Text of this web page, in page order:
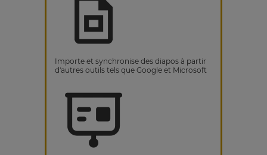
Importe et synchronise des diapos à partir
d'autres outils tels que Google et Microsoft